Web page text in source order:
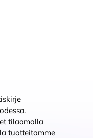
tilaamalla
tuotteitamme